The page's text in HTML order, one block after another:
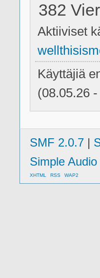
382
Aktiiviset
Käyttäjiä
(08.05.26
SMF 2.0.7 |
Simple
XHTML RSS WAP2